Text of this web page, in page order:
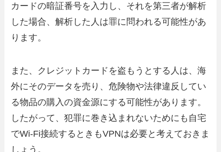
カードの暗証番号を入力し、それを第三者が解析
した場合、解析した人は罪に問われる可能性があ
ります。
また、クレジットカードを盗もうとする人は、海
外にそのデータを売り、危険物や法律違反してい
る物品の購入の資金源にする可能性があります。
したがって、犯罪に巻き込まれないためにも自宅
でWi-Fi接続するときもVPNは必要と考えておきま
しょう。